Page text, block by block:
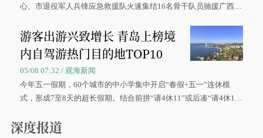
心、市退役军人兵锋应急救援队火速集结16名骨干队员驰援广西灾
游客出游兴致增长 青岛上榜境
内自驾游热门目的地TOP10
05/08 07:32 / 观海新闻
今年五一假期，60个城市的中小学集中开启“春假+五一”连休模
式，形成7至8天的超长假期。结合前拼“请4休11”或后凑“请4休1
深度报道